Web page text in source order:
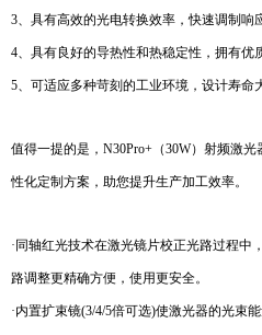
3、具有高效的光电转换效率，快速调制响
4、具有良好的导热性和热稳定性，拥有优
5、可适应多种苛刻的工业环境，设计寿命
值得一提的是，N30Pro+（30W）射频激
性化定制方案，助您提升生产加工效率。
·同轴红光技术在激光镜片校正光路过程中
路调整更精确方便，使用更安全。
·内置扩束镜(3/4/5倍可选)使激光器的光束